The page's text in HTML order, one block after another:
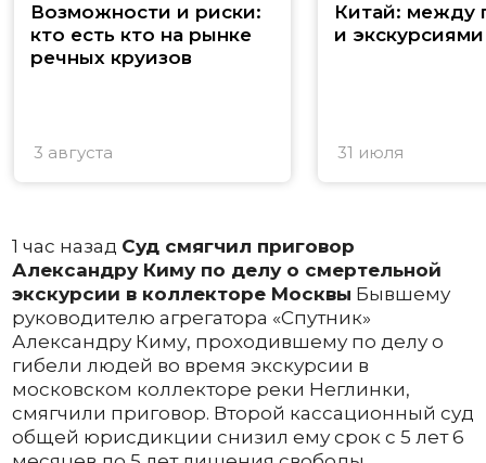
Возможности и риски:
кто есть кто на рынке
речных круизов
3 августа
Китай: между
и экскурсиями
31 июля
1 час назад Суд смягчил приговор
Александру Киму по делу о смертельной
экскурсии в коллекторе Москвы Бывшему
руководителю агрегатора «Спутник»
Александру Киму, проходившему по делу о
гибели людей во время экскурсии в
московском коллекторе реки Неглинки,
смягчили приговор. Второй кассационный суд
общей юрисдикции снизил ему срок с 5 лет 6